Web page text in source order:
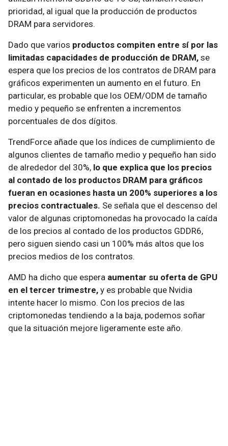
prioridad, al igual que la producción de productos
DRAM para servidores.
Dado que varios productos compiten entre sí por las
limitadas capacidades de producción de DRAM, se
espera que los precios de los contratos de DRAM para
gráficos experimenten un aumento en el futuro. En
particular, es probable que los OEM/ODM de tamaño
medio y pequeño se enfrenten a incrementos
porcentuales de dos dígitos.
TrendForce añade que los índices de cumplimiento de
algunos clientes de tamaño medio y pequeño han sido
de alrededor del 30%, lo que explica que los precios
al contado de los productos DRAM para gráficos
fueran en ocasiones hasta un 200% superiores a los
precios contractuales. Se señala que el descenso del
valor de algunas criptomonedas ha provocado la caída
de los precios al contado de los productos GDDR6,
pero siguen siendo casi un 100% más altos que los
precios medios de los contratos.
AMD ha dicho que espera aumentar su oferta de GPU
en el tercer trimestre, y es probable que Nvidia
intente hacer lo mismo. Con los precios de las
criptomonedas tendiendo a la baja, podemos soñar
que la situación mejore ligeramente este año.